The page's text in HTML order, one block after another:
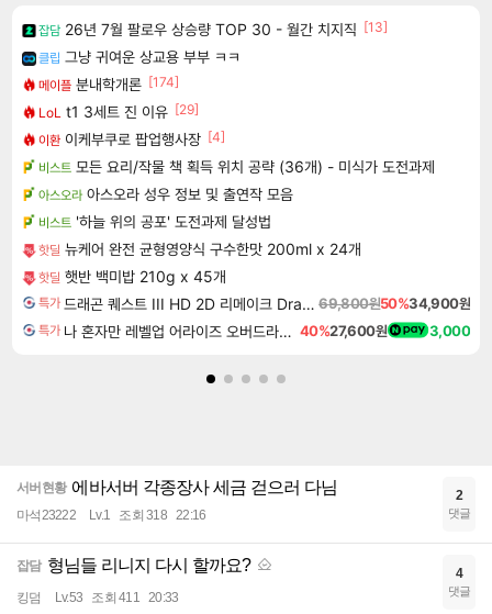
잡담 26년 7월 팔로우 상승량 TOP 30 - 월간 치지직 [13]
클립 그냥 귀여운 상교용 부부 ㅋㅋ
메이플 분내학개론 [174]
LoL t1 3세트 진 이유 [29]
이환 이케부쿠로 팝업행사장 [4]
비스트 모든 요리/작물 책 획득 위치 공략 (36개) - 미식가 도전과제
아스오라 아스오라 성우 정보 및 출연작 모음
비스트 '하늘 위의 공포' 도전과제 달성법
핫딜 뉴케어 완전 균형영양식 구수한맛 200ml x 24개
핫딜 햇반 백미밥 210g x 45개
특가 드래곤 퀘스트 III HD 2D 리메이크 Dragon Quest III HD 2D Remake 69,800원50%34,900원
특가 나 혼자만 레벨업 어라이즈 오버드라이브 Solo Leveling Arise 40%27,600원 3,000
서버현황 에바서버 각종장사 세금 걷으러 다님
마석23222 Lv.1 조회 318 22:16
2
댓글
잡담 형님들 리니지 다시 할까요?
킹덤 Lv.53 조회 411 20:33
4
댓글